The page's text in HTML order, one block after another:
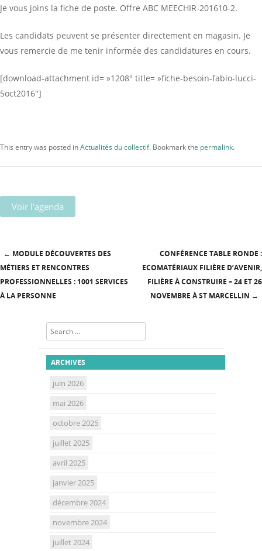
Je vous joins la fiche de poste. Offre ABC MEECHIR-201610-2.
Les candidats peuvent se présenter directement en magasin. Je
vous remercie de me tenir informée des candidatures en cours.
[download-attachment id= »1208″ title= »fiche-besoin-fabio-lucci-
5oct2016″]
This entry was posted inActualités du collectif. Bookmark the permalink.
Voir l'agenda
Post navigation
← MODULE DÉCOUVERTES DES
MÉTIERS ET RENCONTRES
PROFESSIONNELLES : 1001 SERVICES
À LA PERSONNE
CONFÉRENCE TABLE RONDE :
ECOMATÉRIAUX FILIÈRE D’AVENIR,
FILIÈRE À CONSTRUIRE – 24 ET 26
NOVEMBRE À ST MARCELLIN →
Search
ARCHIVES
juin 2026
mai 2026
octobre 2025
juillet 2025
avril 2025
janvier 2025
décembre 2024
novembre 2024
juillet 2024